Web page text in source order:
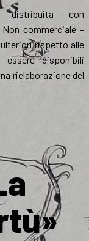
con
commerciale –
rispetto alle
disponibili
rielaborazione del